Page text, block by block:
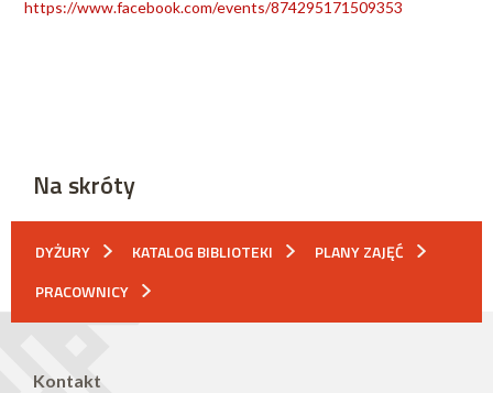
https://www.facebook.com/events/874295171509353
Na skróty
DYŻURY KATALOG BIBLIOTEKI
PLANY ZAJĘĆ
PRACOWNICY
Kontakt